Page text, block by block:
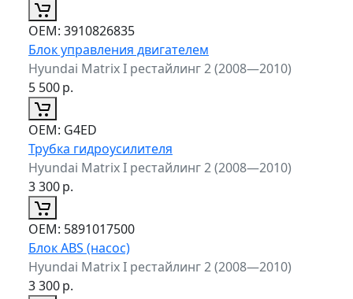
ОЕМ: 3910826835
Блок управления двигателем
Hyundai Matrix I рестайлинг 2 (2008—2010)
5 500р.
ОЕМ: G4ED
Трубка гидроусилителя
Hyundai Matrix I рестайлинг 2 (2008—2010)
3 300р.
ОЕМ: 5891017500
Блок ABS (насос)
Hyundai Matrix I рестайлинг 2 (2008—2010)
3 300р.